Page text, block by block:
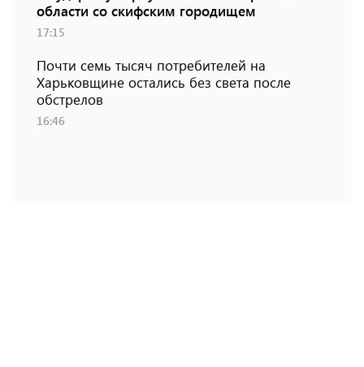
области со скифским городищем
17:15
Почти семь тысяч потребителей на
Харьковщине остались без света после
обстрелов
16:46